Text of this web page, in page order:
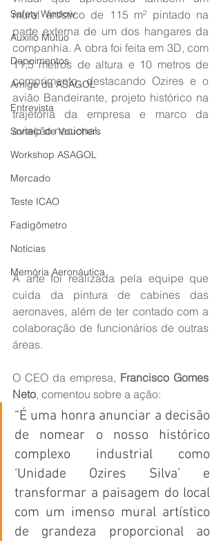
Safety Window
Auxílio Mútuo
Depoimentos
Amigo da ASAGOL
Entrevista
Sorteio de Vouchers
Workshop ASAGOL
Mercado
Teste ICAO
Fadigômetro
Notícias
Memória Aeronáutica
mural artístico de 115 m² pintado na
parte externa de um dos hangares da
companhia. A obra foi feita em 3D, com
11,5 metros de altura e 10 metros de
comprimento, destacando Ozires e o
avião Bandeirante, projeto histórico na
trajetória da empresa e marco da
aviação nacional.
A arte foi realizada pela equipe que
cuida da pintura de cabines das
aeronaves, além de ter contado com a
colaboração de funcionários de outras
áreas.
O CEO da empresa, Francisco Gomes
Neto, comentou sobre a ação:
“É uma honra anunciar a decisão
de nomear o nosso histórico
complexo industrial como
‘Unidade Ozires Silva’ e
transformar a paisagem do local
com um imenso mural artístico
de grandeza proporcional ao